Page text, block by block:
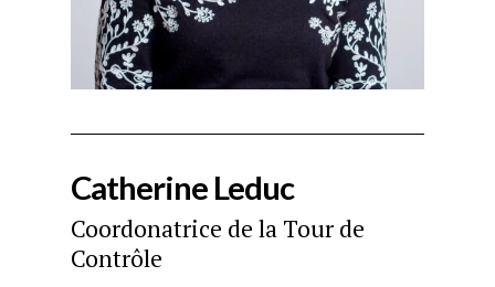
Catherine Leduc
Coordonatrice de la Tour de
Contrôle